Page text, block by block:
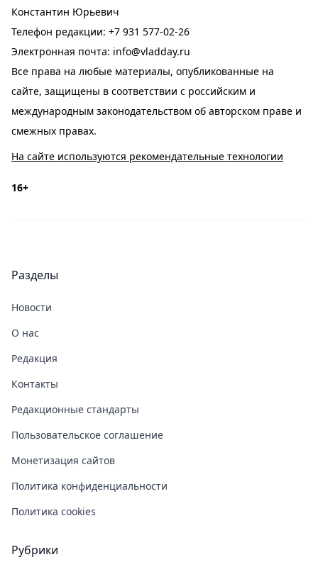
Константин Юрьевич
Телефон редакции: +7 931 577-02-26
Электронная почта: info@vladday.ru
Все права на любые материалы, опубликованные на
сайте, защищены в соответствии с российским и
международным законодательством об авторском праве и
смежных правах.
На сайте используются рекомендательные технологии
16+
Разделы
Новости
О нас
Редакция
Контакты
Редакционные стандарты
Пользовательское соглашение
Монетизация сайтов
Политика конфиденциальности
Политика cookies
Рубрики